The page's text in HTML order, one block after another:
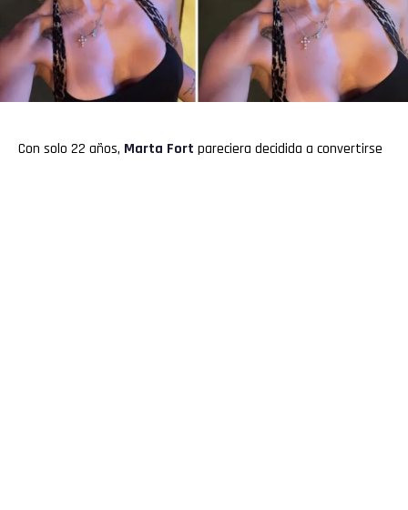
Con solo 22 años, Marta Fort pareciera decidida a convertirse